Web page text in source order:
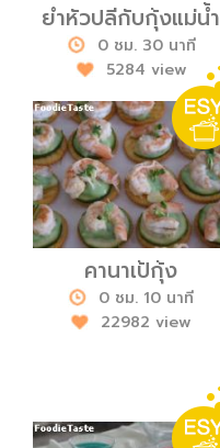
ยำหัวปลีกับกุ้งแม่น้ำ
0 ชม. 30 นาที
5284 view
คานาเป้กุ้ง
0 ชม. 10 นาที
22982 view